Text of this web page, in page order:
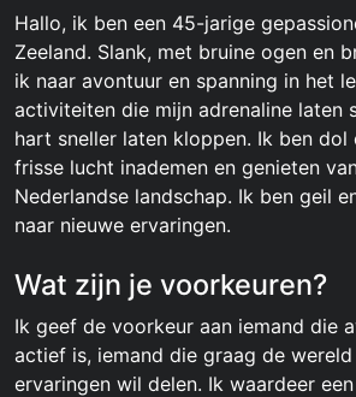
Hallo, ik ben een 45-jarige
Zeeland. Slank, met bruine ogen en
ik naar avontuur en spanning in het
activiteiten die mijn adrenaline laten
hart sneller laten kloppen. Ik ben dol
frisse lucht inademen en genieten
Nederlandse landschap. Ik ben geil
naar nieuwe ervaringen.
Wat zijn je voorkeuren?
Ik geef de voorkeur aan iemand die
actief is, iemand die graag de
ervaringen wil delen. Ik waardeer